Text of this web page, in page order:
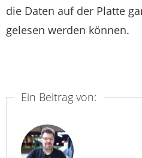
die Daten auf der Platte
gelesen werden können.
Ein Beitrag von: